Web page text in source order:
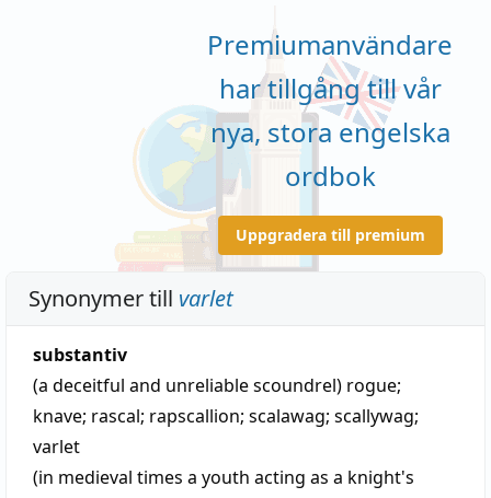
Premiumanvändare
har tillgång till vår
nya, stora engelska
ordbok
Uppgradera till premium
Synonymer till varlet
substantiv
(a deceitful and unreliable scoundrel) rogue;
knave; rascal; rapscallion; scalawag; scallywag;
varlet
(in medieval times a youth acting as a knight's